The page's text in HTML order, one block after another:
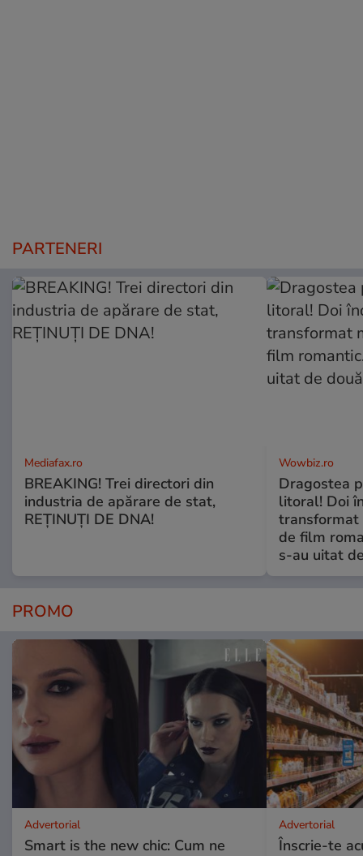
PARTENERI
Mediafax.ro
BREAKING! Trei directori din
industria de apărare de stat,
REȚINUȚI DE DNA!
Wowbiz.ro
Dragostea
litoral! Doi
transformat
de film
s-au uitat
PROMO
Advertorial
Smart is the new chic: Cum ne
Advertorial
Înscrie-te